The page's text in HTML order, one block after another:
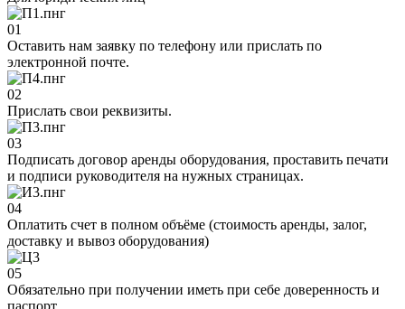
01
Оставить нам заявку по телефону или прислать по
электронной почте.
02
Прислать свои реквизиты.
03
Подписать договор аренды оборудования, проставить печати
и подписи руководителя на нужных страницах.
04
Оплатить счет в полном объёме (стоимость аренды, залог,
доставку и вывоз оборудования)
05
Обязательно при получении иметь при себе доверенность и